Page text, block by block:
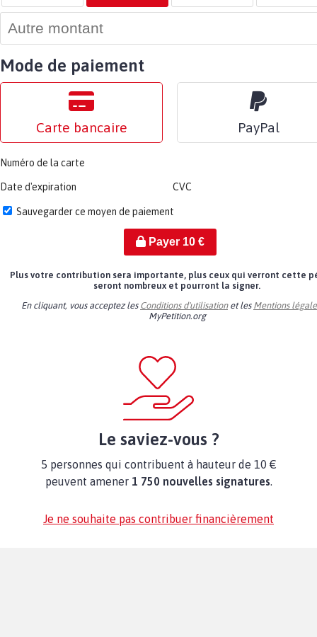
Mode de paiement
Carte bancaire PayPal
Numéro de la carte
Date d'expiration CVC
Sauvegarder ce moyen de paiement
Payer 10€
Plus votre contribution sera importante, plus ceux qui verront cette
seront nombreux et pourront la signer.
En cliquant, vous acceptez les Conditions d'utilisationet les Mentions
MyPetition.org
Le saviez-vous ?
5 personnes qui contribuent à hauteur de 10 €
peuvent amener 1 750 nouvelles signatures.
Je ne souhaite pas contribuer financièrement